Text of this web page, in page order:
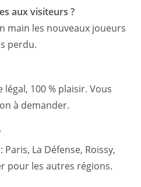
aux visiteurs ?
main les nouveaux joueurs
perdu.
100 % plaisir. Vous
à demander.
La Défense, Roissy,
pour les autres régions.